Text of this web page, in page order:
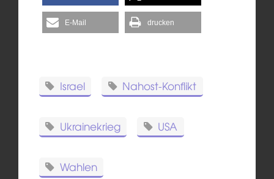
E-Mail drucken
Israel Nahost-Konflikt
Ukrainekrieg USA
Wahlen